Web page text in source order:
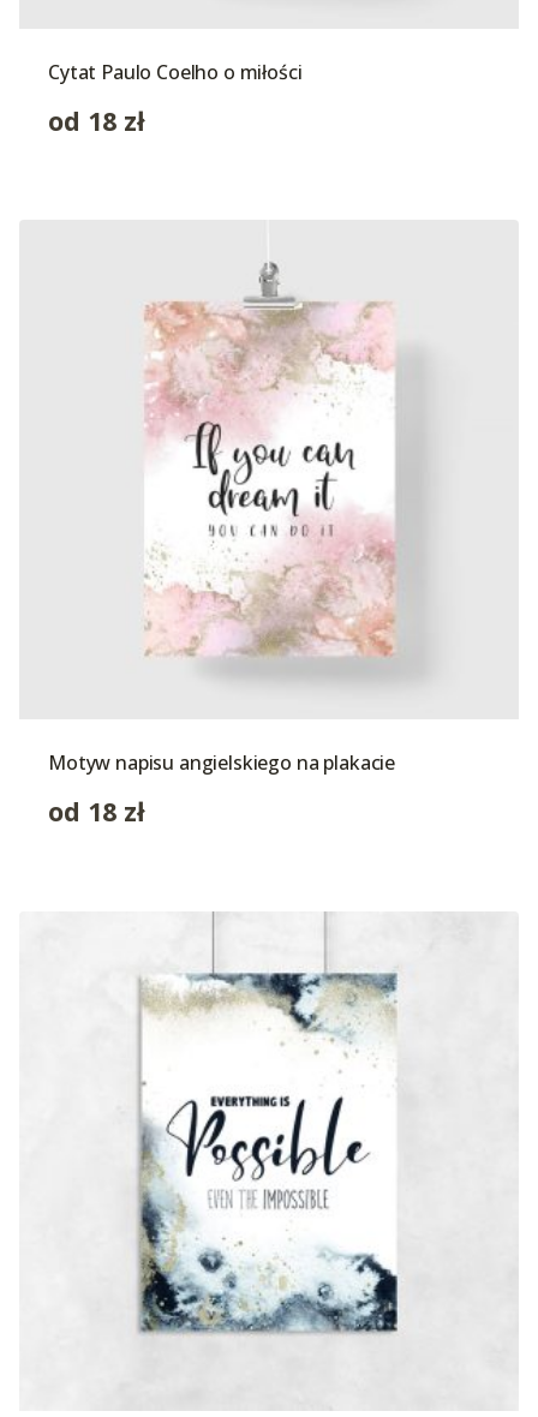
Cytat Paulo Coelho o miłości
od 18 zł
Motyw napisu angielskiego na plakacie
od 18 zł